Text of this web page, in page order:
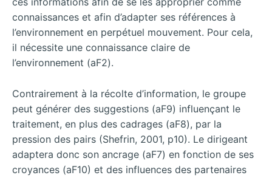
connaissances et afin d’adapter ses références à
l’environnement en perpétuel mouvement. Pour cela,
il nécessite une connaissance claire de
l’environnement (aF2).
Contrairement à la récolte d’information, le groupe
peut générer des suggestions (aF9) influençant le
traitement, en plus des cadrages (aF8), par la
pression des pairs (Shefrin, 2001, p10). Le dirigeant
adaptera donc son ancrage (aF7) en fonction de ses
croyances (aF10) et des influences des partenaires